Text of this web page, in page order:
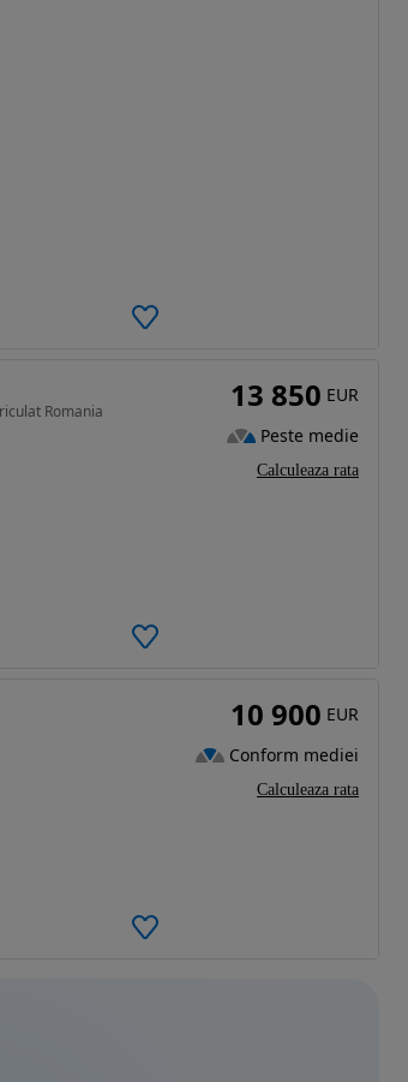
Romania 13 850 EUR
Peste medie
Calculeaza rata
10 900 EUR
Conform mediei
Calculeaza rata